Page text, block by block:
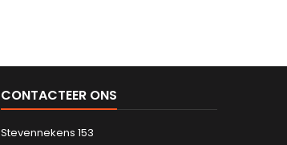
CONTACTEER ONS
Stevennekens 153